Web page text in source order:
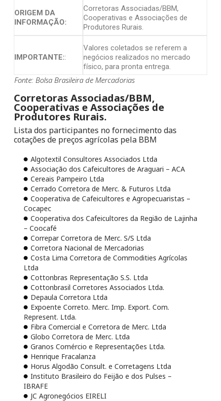
ORIGEM DA
INFORMAÇÃO:
Corretoras Associadas/BBM,
Cooperativas e Associações de
Produtores Rurais.
IMPORTANTE::
Valores coletados se referem a
negócios realizados no mercado
físico, para pronta entrega.
Fonte: Bolsa Brasileira de Mercadorias
Corretoras Associadas/BBM,
Cooperativas e Associações de
Produtores Rurais.
Lista dos participantes no fornecimento das
cotações de preços agrícolas pela BBM
Algotextil Consultores Associados Ltda
Associação dos Cafeicultores de Araguari – ACA
Cereais Pampeiro Ltda
Cerrado Corretora de Merc. & Futuros Ltda
Cooperativa de Cafeicultores e Agropecuaristas –
Cocapec
Cooperativa dos Cafeicultores da Região de Lajinha
– Coocafé
Correpar Corretora de Merc. S/S Ltda
Corretora Nacional de Mercadorias
Costa Lima Corretora de Commodities Agrícolas
Ltda
Cottonbras Representação S.S. Ltda
Cottonbrasil Corretores Associados Ltda.
Depaula Corretora Ltda
Expoente Correto. Merc. Imp. Export. Com.
Represent. Ltda.
Fibra Comercial e Corretora de Merc. Ltda
Globo Corretora de Merc. Ltda
Granos Comércio e Representações Ltda.
Henrique Fracalanza
Horus Algodão Consult. e Corretagens Ltda
Instituto Brasileiro do Feijão e dos Pulses –
IBRAFE
JC Agronegócios EIRELI